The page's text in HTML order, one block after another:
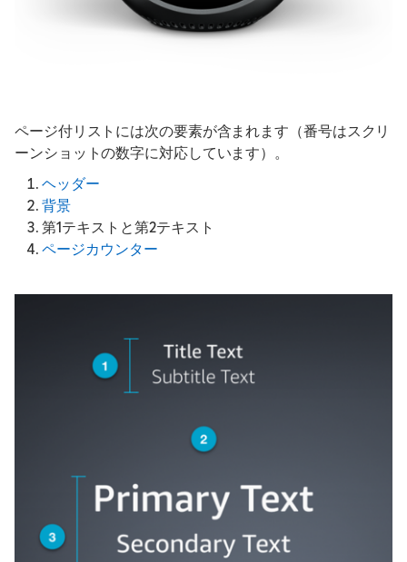
ページ付リストには次の要素が含まれます（番号はスクリ
ーンショットの数字に対応しています）。
ヘッダー
背景
第1テキストと第2テキスト
ページカウンター